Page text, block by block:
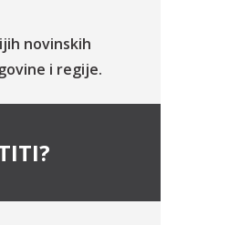
novinskih
i regije.